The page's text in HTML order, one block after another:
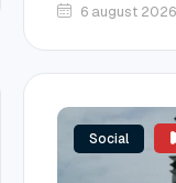
6 august 2026
Social